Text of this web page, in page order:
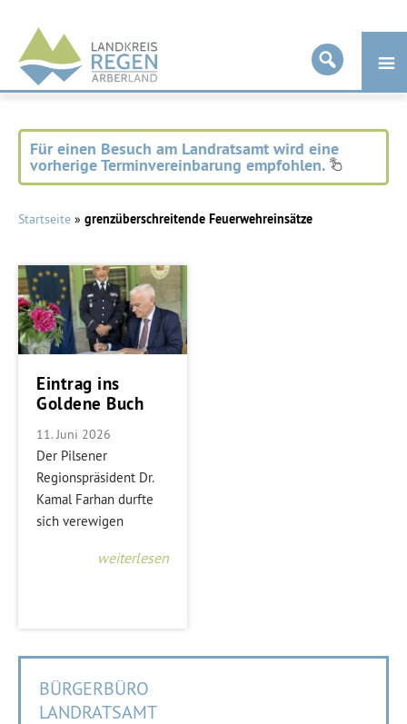
Landkreis
Regen
Für einen Besuch am Landratsamt wird eine
vorherige Terminvereinbarung empfohlen.
Startseite » grenzüberschreitende Feuerwehreinsätze
Eintrag ins
Goldene Buch
11. Juni 2026
Der Pilsener
Regionspräsident Dr.
Kamal Farhan durfte
sich verewigen
weiterlesen
BÜRGERBÜRO
LANDRATSAMT